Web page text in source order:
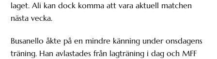
laget. Ali kan dock komma att vara aktuell matchen
nästa vecka.
Busanello åkte på en mindre känning under onsdagens
träning. Han avlastades från lagträning i dag och MFF